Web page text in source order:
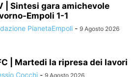
| Sintesi gara amichevole
Empoli 1-1
PianetaEmpoli - 9 Agosto 2026
| Martedi la ripresa dei lavori
Cocchi - 9 Agosto 2026